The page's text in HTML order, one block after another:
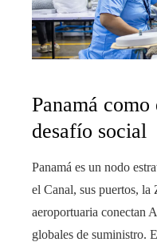
Panamá
desafío social
Panamá es un nodo
el Canal, sus puertos,
aeroportuaria conectan
globales de suministro.